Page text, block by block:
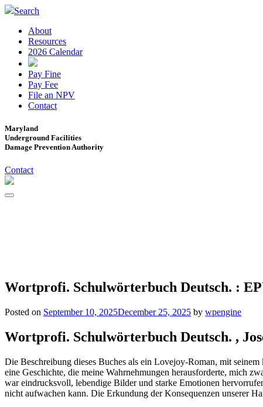
Search
About
Resources
2026 Calendar
Pay Fine
Pay Fee
File an NPV
Contact
Maryland
Underground Facilities
Damage Prevention Authority
Contact
Wortprofi. Schulwörterbuch Deutsch. :
Posted on September 10, 2025December 25, 2025 by wpengine
Wortprofi. Schulwörterbuch Deutsch. ,
Die Beschreibung dieses Buches als ein Lovejoy-Roman, mit
eine Geschichte, die meine Wahrnehmungen herausforderte, mich
war eindrucksvoll, lebendige Bilder und starke Emotionen
nicht aufwachen kann. Die Erkundung der Konsequenzen unserer